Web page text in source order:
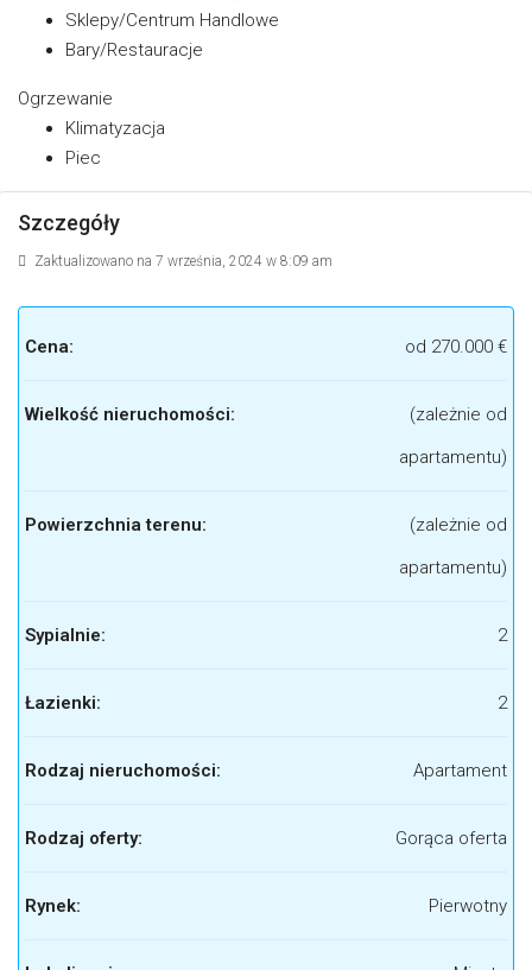
Sklepy/Centrum Handlowe
Bary/Restauracje
Ogrzewanie
Klimatyzacja
Piec
Szczegóły
Zaktualizowano na 7 września, 2024 w 8:09 am
Cena: od 270.000 €
Wielkość nieruchomości:
(zależnie od
apartamentu)
Powierzchnia terenu:
(zależnie od
apartamentu)
Sypialnie: 2
Łazienki: 2
Rodzaj nieruchomości: Apartament
Rodzaj oferty: Gorąca oferta
Rynek: Pierwotny